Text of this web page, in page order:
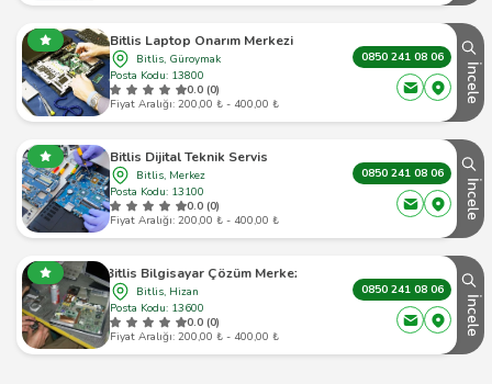
Bitlis Laptop Onarım Merkezi
Bitlis, Güroymak
Posta Kodu: 13800
0.0 (0)
Fiyat Aralığı: 200,00 ₺ - 400,00 ₺
0850 241 08 06
İncele
Bitlis Dijital Teknik Servis
Bitlis, Merkez
Posta Kodu: 13100
0.0 (0)
Fiyat Aralığı: 200,00 ₺ - 400,00 ₺
0850 241 08 06
İncele
Bitlis Bilgisayar Çözüm Merkezi
Bitlis, Hizan
Posta Kodu: 13600
0.0 (0)
Fiyat Aralığı: 200,00 ₺ - 400,00 ₺
0850 241 08 06
İncele